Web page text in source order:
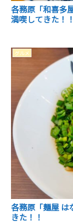
各務原「和喜多
満喫してきた！！
グルメ
各務原「麺屋 は
きた！！